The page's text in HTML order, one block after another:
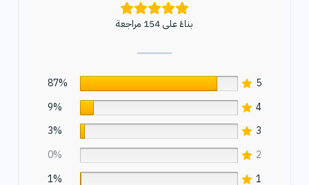
بناءً على 154 مراجعة
5
87%
4
9%
3
3%
2
0%
1
1%